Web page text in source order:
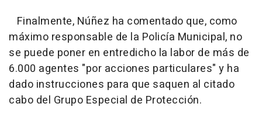
Finalmente, Núñez ha comentado que, como
máximo responsable de la Policía Municipal, no
se puede poner en entredicho la labor de más de
6.000 agentes "por acciones particulares" y ha
dado instrucciones para que saquen al citado
cabo del Grupo Especial de Protección.